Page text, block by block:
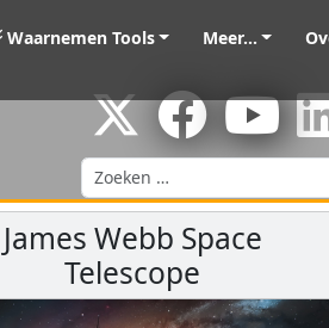
Waarnemen Tools Meer...
Zoeken
James Webb Space
Telescope